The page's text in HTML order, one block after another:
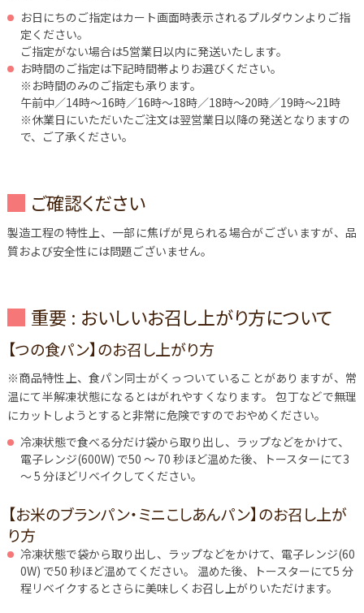
お日にちのご指定はカート画面時表示されるプルダウンよりご指
定ください。
ご指定がない場合は5営業日以内に発送いたします。
お時間のご指定は下記時間帯よりお選びください。
※お時間のみのご指定も承ります。
午前中／14時～16時／16時～18時／18時～20時／19時～21時
※休業日にいただいたご注文は翌営業日以降の発送となりますの
で、ご了承ください。
ご確認ください
製造工程の特性上、一部に焦げが見られる場合がございますが、品
質および安全性には問題ございません。
重要 : おいしいお召し上がり方について
【つの食パン】のお召し上がり方
※商品特性上、食パン同士がくっついていることがありますが、常
温にて半解凍状態になるとはがれやすくなります。 包丁などで無理
にカットしようとすると非常に危険ですのでおやめください。
冷凍状態で食べる分だけ袋から取り出し、ラップなどをかけて、
電子レンジ(600W) で50 ～ 70 秒ほど温めた後、トースターにて3
～ 5 分ほどリベイクしてください。
【お米のブランパン・ミニこしあんパン】のお召し上が
り方
冷凍状態で袋から取り出し、ラップなどをかけて、電子レンジ(60
0W) で50 秒ほど温めてください。 温めた後、トースターにて5 分
程リベイクするとさらに美味しくお召し上がりいただけます。